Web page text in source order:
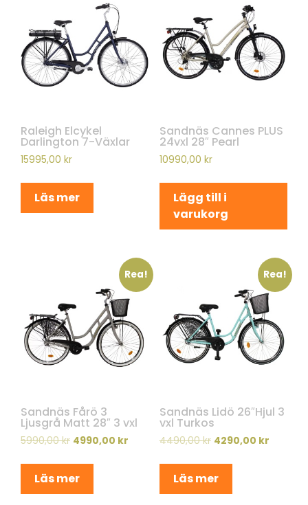
Raleigh Elcykel
Darlington 7-Växlar
15995,00 kr
Läs mer
Sandnäs Cannes PLUS
24vxl 28″ Pearl
10990,00 kr
Lägg till i
varukorg
Rea!
Sandnäs Fårö 3
Ljusgrå Matt 28″ 3 vxl
5990,00kr 4990,00 kr
Läs mer
Rea!
Sandnäs Lidö 26″Hjul 3
vxl Turkos
4490,00kr 4290,00 kr
Läs mer